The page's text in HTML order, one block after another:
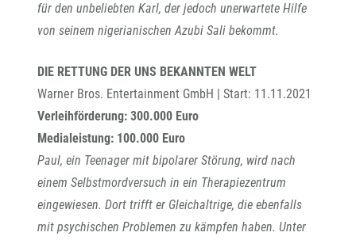
für den unbeliebten Karl, der jedoch unerwartete Hilfe
von seinem nigerianischen Azubi Sali bekommt.
DIE RETTUNG DER UNS BEKANNTEN WELT
Warner Bros. Entertainment GmbH | Start: 11.11.2021
Verleihförderung: 300.000 Euro
Medialeistung: 100.000 Euro
Paul, ein Teenager mit bipolarer Störung, wird nach
einem Selbstmordversuch in ein Therapiezentrum
eingewiesen. Dort trifft er Gleichaltrige, die ebenfalls
mit psychischen Problemen zu kämpfen haben. Unter